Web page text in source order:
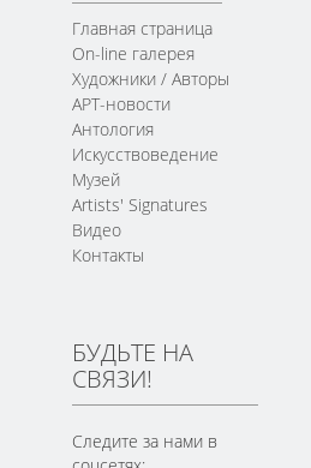
Главная страница
On-line галерея
Художники / Авторы
АРТ-новости
Антология
Искусствоведение
Музей
Artists' Signatures
Видео
Контакты
БУДЬТЕ НА
СВЯЗИ!
Следите за нами в